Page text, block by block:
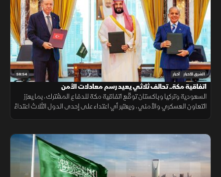
59:54 الشرق للأخبار أخبار
اتفاقية مكة.. تحالف ثلاثي يعيد رسم معادلات الأمن
السعودية وتركيا وباكستان توقّع اتفاقية مكة للدفاع المشترك، بما يعزز
التعاون العسكري والأمني، ويعتبر أي اعتداء على إحدى الدول الثلاث اعتداءً